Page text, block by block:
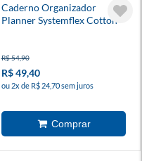
Caderno Organizador
Planner Systemflex Cotton
R$ 54,90
R$ 49,40
ou 2x de R$ 24,70 sem juros